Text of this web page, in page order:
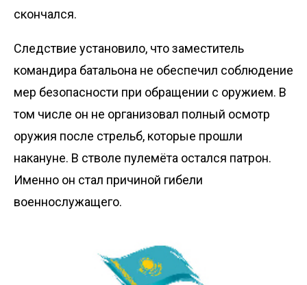
скончался.
Следствие установило, что заместитель
командира батальона не обеспечил соблюдение
мер безопасности при обращении с оружием. В
том числе он не организовал полный осмотр
оружия после стрельб, которые прошли
накануне. В стволе пулемёта остался патрон.
Именно он стал причиной гибели
военнослужащего.